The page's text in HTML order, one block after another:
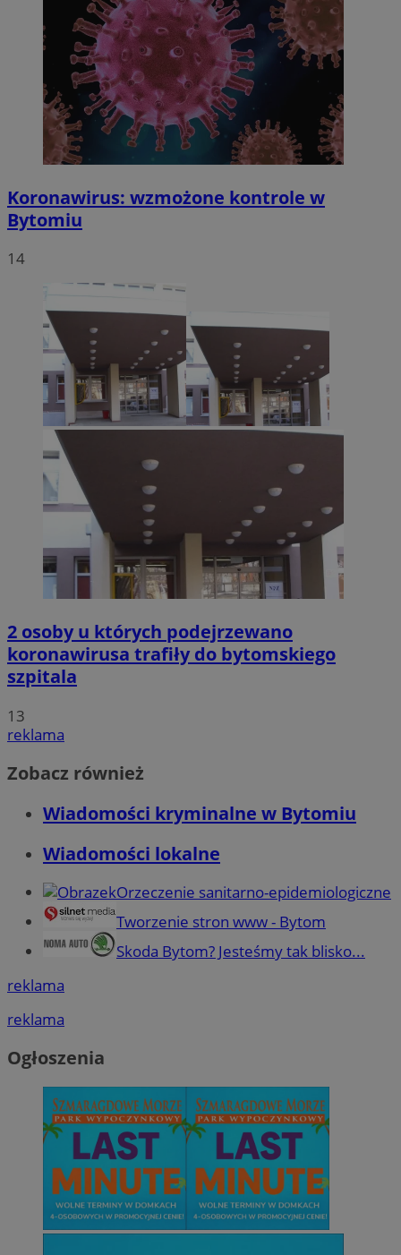
Koronawirus: wzmożone kontrole w
Bytomiu
14
2 osoby u których podejrzewano
koronawirusa trafiły do bytomskiego
szpitala
13
reklama
Zobacz również
Wiadomości kryminalne w Bytomiu
Wiadomości lokalne
Orzeczenie sanitarno-epidemiologiczne
Tworzenie stron www - Bytom
Skoda Bytom? Jesteśmy tak blisko...
reklama
reklama
Ogłoszenia